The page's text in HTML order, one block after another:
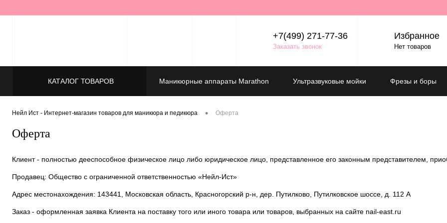
+7(499) 271-77-36
Заказать звонок
Избранное
Нет товаров
КАТАЛОГ ТОВАРОВ Маникюрные аппараты Marathon Ультразвуковые мойки Фрезы и боры
Нейл Ист - Интернет-магазин товаров для маникюра и педикюра • Оферта
Оферта
Клиент - полностью дееспособное физическое лицо либо юридическое лицо, представленное его законным представителем,
Продавец: Общество с ограниченной ответственностью «Нейл-Ист»
Адрес местонахождения: 143441, Московская область, Красногорский р-н, дер. Путилково, Путилковское шоссе, д. 112 А
Заказ - оформленная заявка Клиента на поставку того или иного товара или товаров, выбранных на сайте nail-east.ru